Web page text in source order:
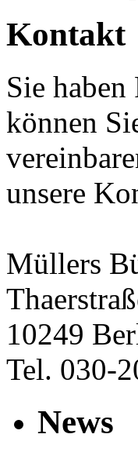
Kontakt
Sie haben
können
unsere
Müllers
10249
Tel. 030-
News